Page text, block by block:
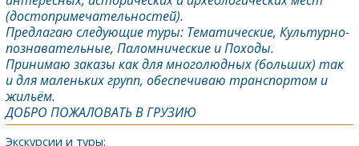
(достопримечательностей).
Предлагаю следующие туры: Тематические, Культурно-
познавательные, Паломнические и Походы.
Принимаю заказы как для многолюдных (больших) так
и для маленьких групп, обеспечиваю транспортом и
жильём.
ДОБРО ПОЖАЛОВАТЬ В ГРУЗИЮ
Экскурсии и туры: